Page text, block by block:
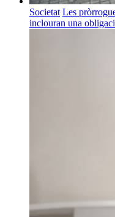
Societat Les
inclouran una